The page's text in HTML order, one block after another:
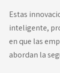
Estas
inteligente,
en que las
abordan la